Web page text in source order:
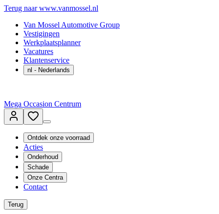
Terug naar www.vanmossel.nl
Van Mossel Automotive Group
Vestigingen
Werkplaatsplanner
Vacatures
Klantenservice
nl - Nederlands
Mega Occasion Centrum
Ontdek onze voorraad
Acties
Onderhoud
Schade
Onze Centra
Contact
Terug